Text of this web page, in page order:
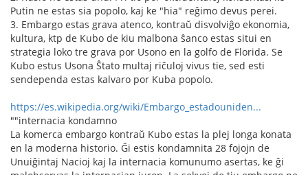
Putin ne estas sia popolo, kaj ke "hia" reĝimo devus perei.
3. Embargo estas grava atenco, kontraŭ disvolviĝo ekonomia,
kultura, ktp de Kubo de kiu malbona ŝanco estas situi en
strategia loko tre grava por Usono en la golfo de Florida. Se
Kubo estus Usona Ŝtato multaj riĉuloj vivus tie, sed esti
sendependa estas kalvaro por Kuba popolo.
https://es.wikipedia.org/wiki/Embargo_estadouniden...
""internacia kondamno
La komerca embargo kontraŭ Kubo estas la plej longa konata
en la moderna historio. Ĝi estis kondamnita 28 fojojn de
Unuiĝintaj Nacioj kaj la internacia komunumo asertas, ke ĝi